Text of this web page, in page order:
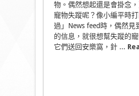
物。偶然想起還是會掛念
寵物失蹤呢？像小編平時
過」News feed時，偶然見
的信息，就很想幫失蹤的
它們送回安樂窩，針 ...